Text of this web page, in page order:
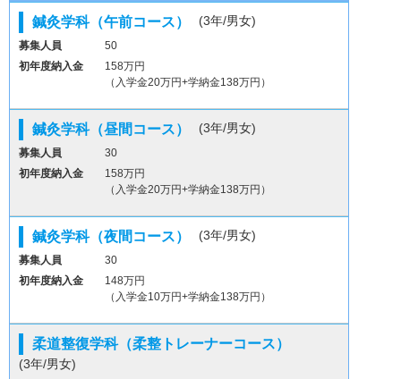
鍼灸学科（午前コース） (3年/男女)
募集人員
50
初年度納入金
158万円
（入学金20万円+学納金138万円）
鍼灸学科（昼間コース） (3年/男女)
募集人員
30
初年度納入金
158万円
（入学金20万円+学納金138万円）
鍼灸学科（夜間コース） (3年/男女)
募集人員
30
初年度納入金
148万円
（入学金10万円+学納金138万円）
柔道整復学科（柔整トレーナーコース）
(3年/男女)